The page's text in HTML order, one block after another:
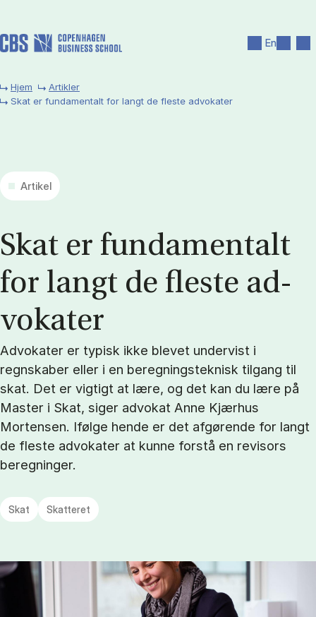
En
Hjem
Artikler
Skat er fundamentalt for langt de fleste advokater
Artikel
Skat er fun­da­men­talt
for langt de fle­ste ad­
vo­ka­ter
Advokater er typisk ikke blevet undervist i
regnskaber eller i en beregningsteknisk tilgang til
skat. Det er vigtigt at lære, og det kan du lære på
Master i Skat, siger advokat Anne Kjærhus
Mortensen. Ifølge hende er det afgørende for langt
de fleste advokater at kunne forstå en revisors
beregninger.
Skat Skatteret